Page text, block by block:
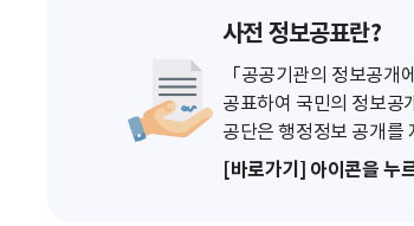
사전 정보공표란?
「공공기관의 정보공
공표하여 국민의 정보공
공단은 행정정보 공개를
[바로가기] 아이콘을 누